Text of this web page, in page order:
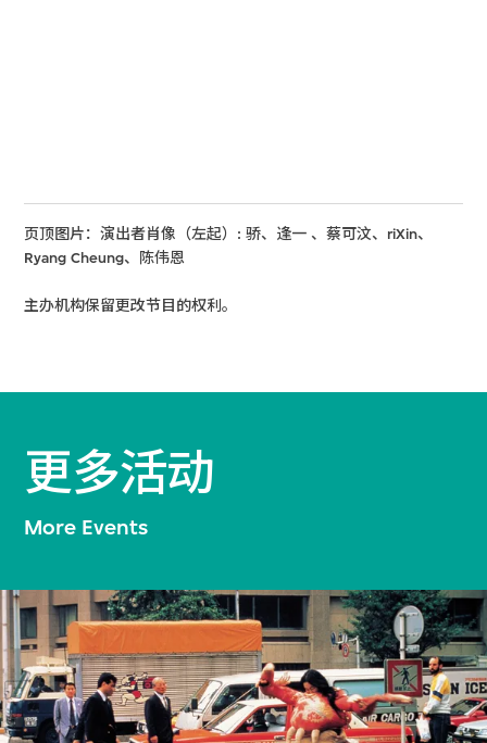
页顶图片：演出者肖像（左起）: 骄、逢一 、蔡可汶、riXin、
Ryang Cheung、陈伟恩
主办机构保留更改节目的权利。
更多活动
More Events